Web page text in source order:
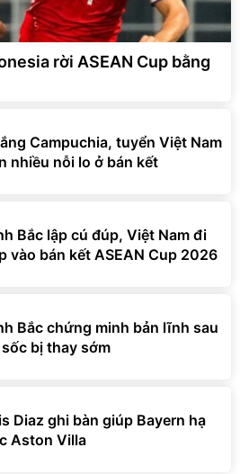
rời ASEAN Cup bằng
Campuchia, tuyển Việt Nam
nhiều nỗi lo ở bán kết
Bắc lập cú đúp, Việt Nam đi
vào bán kết ASEAN Cup 2026
Bắc chứng minh bản lĩnh sau
bị thay sớm
Diaz ghi bàn giúp Bayern hạ
Aston Villa